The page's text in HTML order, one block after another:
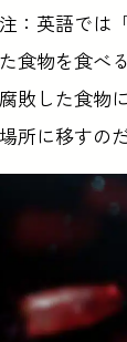
：英語では
食物を食べ
敗した食物
所に移すのだ